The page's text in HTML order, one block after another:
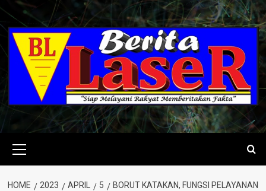
Skip
to
content
Menu
HOME 2023 APRIL 5
BORUT KATAKAN, FUNGSI PELAYANAN